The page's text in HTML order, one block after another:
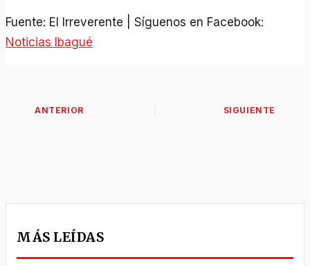
Fuente: El Irreverente | Síguenos en Facebook:
Noticias Ibagué
MÁS LEÍDAS